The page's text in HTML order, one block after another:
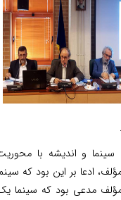
و انديشه با محوريت
ادعا بر این بود که سینما
مدعی بود که سینما یک